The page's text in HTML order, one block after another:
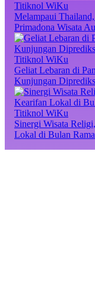
Titiknol WiKu
Melampaui
Primadona Wisata
Titiknol WiKu
Geliat Lebaran di
Kunjungan
Titiknol WiKu
Sinergi Wisata
Lokal di Bulan